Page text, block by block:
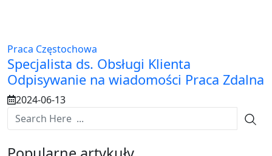
Praca Częstochowa
Specjalista ds. Obsługi Klienta
Odpisywanie na wiadomości Praca Zdalna
2024-06-13